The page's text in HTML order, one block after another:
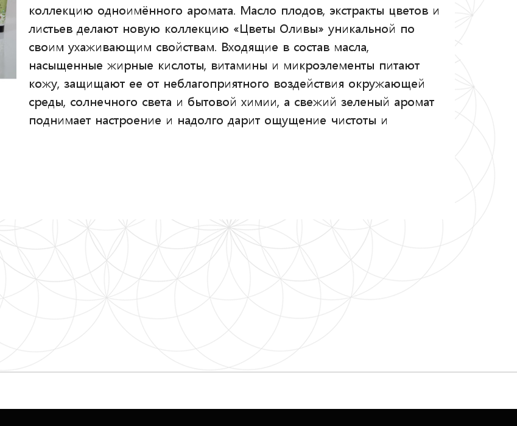
коллекцию одноимённого аромата. Масло плодов, экстракты цветов и
листьев делают новую коллекцию «Цветы Оливы» уникальной по
своим ухаживающим свойствам. Входящие в состав масла,
насыщенные жирные кислоты, витамины и микроэлементы питают
кожу, защищают ее от неблагоприятного воздействия окружающей
среды, солнечного света и бытовой химии, а свежий зеленый аромат
поднимает настроение и надолго дарит ощущение чистоты и